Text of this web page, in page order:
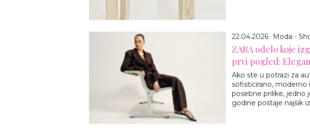
22.04.2026 Moda -
ZARA odelo koje
prvi pogled:
Ako ste u potrazi za
sofisticirano,
posebne prilike, jedno
godine postaje najšik